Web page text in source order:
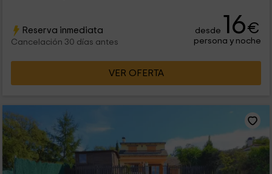
Reserva inmediata
Cancelación 30 días antes
desde 16€
persona y noche
VER OFERTA